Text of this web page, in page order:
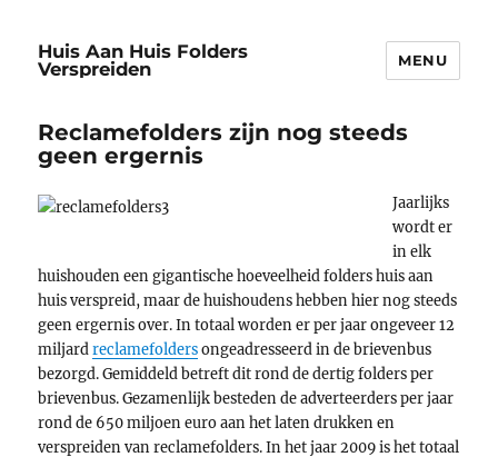
Huis Aan Huis Folders
Verspreiden
MENU
Reclamefolders zijn nog steeds
geen ergernis
Jaarlijks
wordt er
in elk
huishouden een gigantische hoeveelheid folders huis aan
huis verspreid, maar de huishoudens hebben hier nog steeds
geen ergernis over. In totaal worden er per jaar ongeveer 12
miljardreclamefoldersongeadresseerd in de brievenbus
bezorgd. Gemiddeld betreft dit rond de dertig folders per
brievenbus. Gezamenlijk besteden de adverteerders per jaar
rond de 650 miljoen euro aan het laten drukken en
verspreiden van reclamefolders. In het jaar 2009 is het totaal